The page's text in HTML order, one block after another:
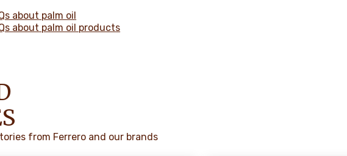
about palm oil
about palm oil products
from Ferrero and our brands